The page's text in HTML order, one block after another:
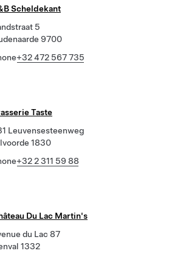
Scheldekant
5
9700
+32 472 567 735
Taste
Leuvensesteenweg
1830
+32 2 311 59 88
Du Lac Martin's
du Lac 87
1332